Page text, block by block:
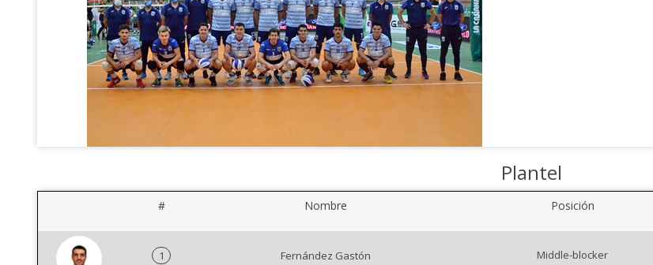
Plantel
# Nombre Posición
1
Fernández Gastón
Middle-blocker